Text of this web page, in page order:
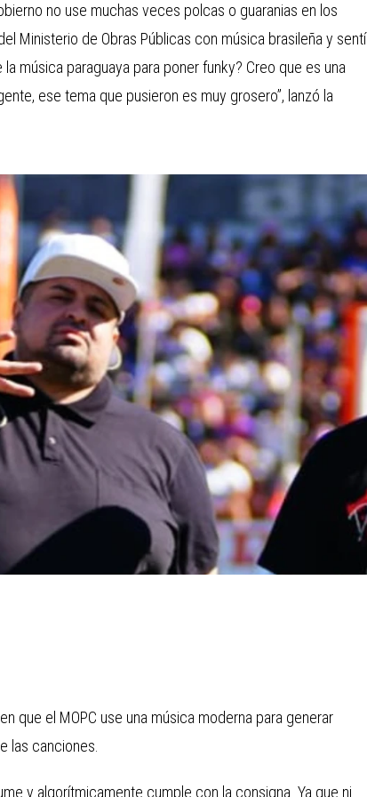
no use muchas veces polcas o guaranias en los
Ministerio de Obras Públicas con música brasileña y sentí
música paraguaya para poner funky? Creo que es una
ese tema que pusieron es muy grosero”, lanzó la
que el MOPC use una música moderna para generar
las canciones.
y algorítmicamente cumple con la consigna. Ya que ni